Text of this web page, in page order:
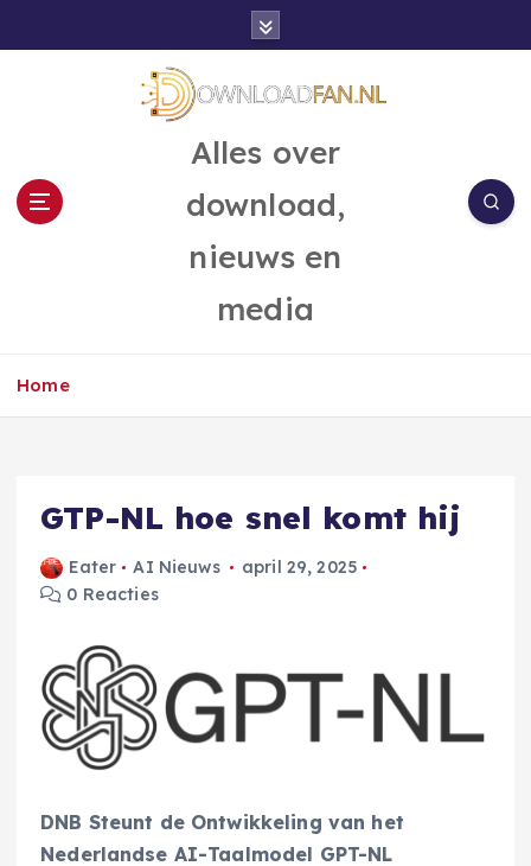
Alles over
download,
nieuws en
media
Home
GTP-NL hoe snel komt hij
Eater AI Nieuws
april 29, 2025
0 Reacties
DNB Steunt de Ontwikkeling van het
Nederlandse AI-Taalmodel GPT-NL